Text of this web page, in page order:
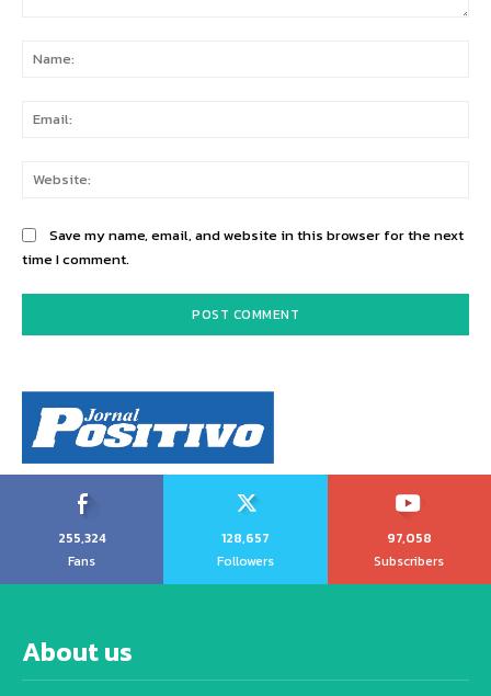
Save my name, email, and website in this browser for the next
time I comment.
255,324
Fans
128,657
Followers
97,058
Subscribers
About us